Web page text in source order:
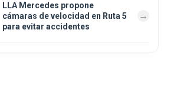
LLA Mercedes propone
cámaras de velocidad en Ruta 5
para evitar accidentes